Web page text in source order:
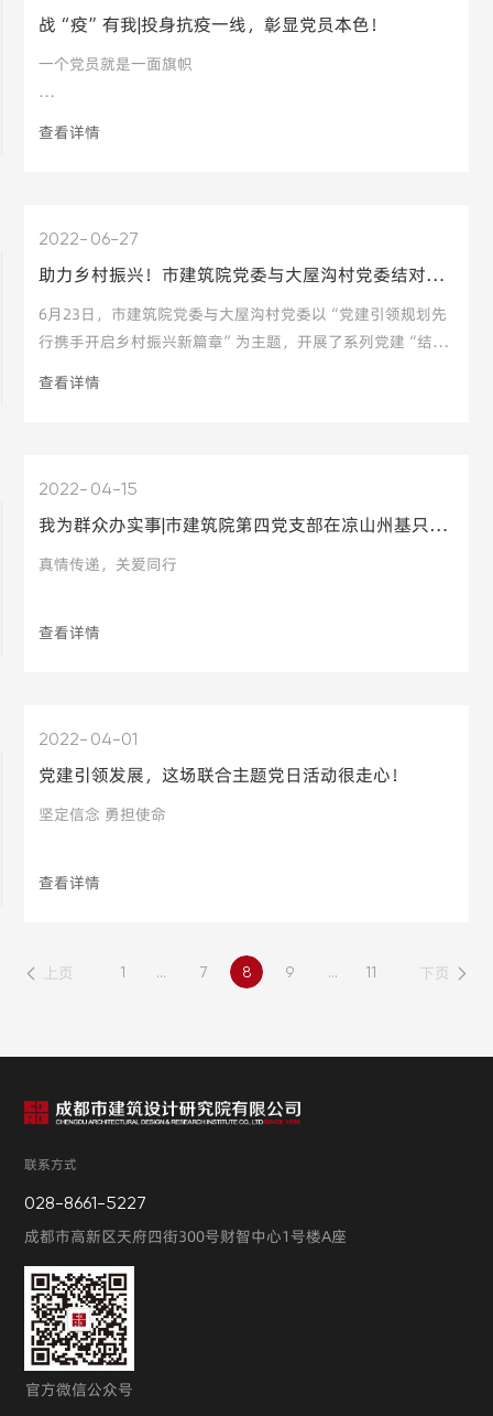
大会的主题是：高举习近平新时代中国特色社会主义思想伟大
旗帜，深入贯彻习近平总书记对四川及成都工作系列重要指示
精神和党中央、省委、市委重大决策部署
战“疫”有我|投身抗疫一线，彰显党员本色！
一个党员就是一面旗帜
一个支部就是一个堡垒
CDAD分队迅速响应
一批批志愿者下沉社区为人民服务
坚守防控一线
用心用情诠释国企担当！
查看详情
06-27
2022
助力乡村振兴！市建筑院党委与大屋沟村党委结对共建
6月23日，市建筑院党委与大屋沟村党委以“党建引领规划先
行携手开启乡村振兴新篇章”为主题，开展了系列党建“结对
共建”活动，推进帮扶工作走深走实，助力大屋沟村乡村振
兴。
共建活动前，董家埂镇的相关领导、大屋沟村的村干部们，简
谢了成都设计咨询集
查看详情
04-15
2022
我为群众办实事|市建筑院第四党支部在凉山州基只村开展爱心捐赠活动
真情传递，关爱同行
查看详情
04-01
2022
党建引领发展，这场联合主题党日活动很走心！
坚定信念 勇担使命
查看详情
上页 1 ... 7 8 9 ... 11 下页
联系方式
028-8661-5227
成都市高新区天府四街300号财智中心1号楼A座
官方微信公众号